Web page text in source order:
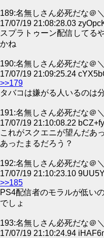
189:名無しさん必死だな＠
17/07/19 21:08:28.03
スプラトゥーン配信してる
かね
190:名無しさん必死だな＠
17/07/19 21:09:25.24
>>179
タバコは嫌がる人いるのは
191:名無しさん必死だな＠
17/07/19 21:10:08.22
これがスクエニが望んだあ
あったまるだろう？
192:名無しさん必死だな＠
17/07/19 21:10:23.10
>>185
PS4配信者のモラルが低い
でしょ
193:名無しさん必死だな＠
17/07/19 21:10:24.94